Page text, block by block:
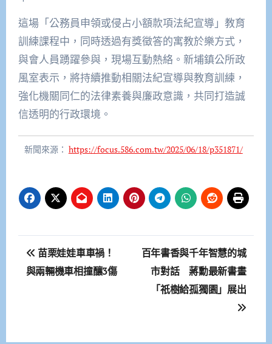
這場「公務員申領或侵占小額款項法紀宣導」教育
訓練課程中，同時透過有獎徵答的寓教於樂方式，
與會人員踴躍參與，現場互動熱絡。新埔鎮公所政
風室表示，將持續推動相關法紀宣導與教育訓練，
強化機關同仁的法律素養與廉政意識，共同打造誠
信透明的行政環境。
新聞來源： https://focus.586.com.tw/2025/06/18/p351871/
文
章
苗栗娃娃車車禍！
與兩輛機車相撞釀3傷
百年書香與千年智慧的城
市對話 蔣勳最新書畫
「祇樹給孤獨園」展出